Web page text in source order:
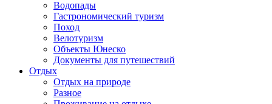
Водопады
Гастрономический туризм
Поход
Велотуризм
Объекты Юнеско
Документы для путешествий
Отдых
Отдых на природе
Разное